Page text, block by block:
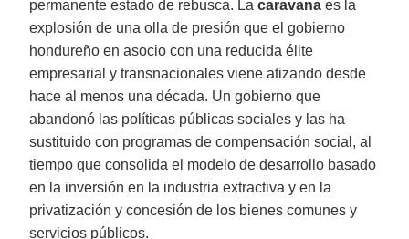
permanente estado de rebusca. Lacaravana es la
explosión de una olla de presión que el gobierno
hondureño en asocio con una reducida élite
empresarial y transnacionales viene atizando desde
hace al menos una década. Un gobierno que
abandonó las políticas públicas sociales y las ha
sustituido con programas de compensación social, al
tiempo que consolida el modelo de desarrollo basado
en la inversión en la industria extractiva y en la
privatización y concesión de los bienes comunes y
servicios públicos.